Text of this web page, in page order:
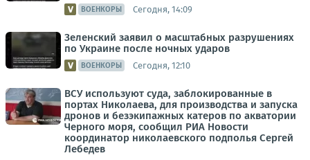
ВОЕНКОРЫ Сегодня, 14:09
Зеленский заявил о масштабных разрушениях
по Украине после ночных ударов
ВОЕНКОРЫ Сегодня, 12:10
ВСУ используют суда, заблокированные в
портах Николаева, для производства и запуска
дронов и безэкипажных катеров по акватории
Черного моря, сообщил РИА Новости
координатор николаевского подполья Сергей
Лебедев